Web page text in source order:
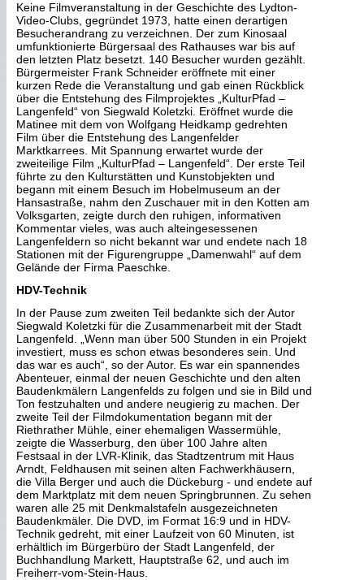
Keine Filmveranstaltung in der Geschichte des Lydton-
Video-Clubs, gegründet 1973, hatte einen derartigen
Besucherandrang zu verzeichnen. Der zum Kinosaal
umfunktionierte Bürgersaal des Rathauses war bis auf
den letzten Platz besetzt. 140 Besucher wurden gezählt.
Bürgermeister Frank Schneider eröffnete mit einer
kurzen Rede die Veranstaltung und gab einen Rückblick
über die Entstehung des Filmprojektes „KulturPfad –
Langenfeld“ von Siegwald Koletzki. Eröffnet wurde die
Matinee mit dem von Wolfgang Heidkamp gedrehten
Film über die Entstehung des Langenfelder
Marktkarrees. Mit Spannung erwartet wurde der
zweiteilige Film „KulturPfad – Langenfeld“. Der erste Teil
führte zu den Kulturstätten und Kunstobjekten und
begann mit einem Besuch im Hobelmuseum an der
Hansastraße, nahm den Zuschauer mit in den Kotten am
Volksgarten, zeigte durch den ruhigen, informativen
Kommentar vieles, was auch alteingesessenen
Langenfeldern so nicht bekannt war und endete nach 18
Stationen mit der Figurengruppe „Damenwahl“ auf dem
Gelände der Firma Paeschke.
HDV-Technik
In der Pause zum zweiten Teil bedankte sich der Autor
Siegwald Koletzki für die Zusammenarbeit mit der Stadt
Langenfeld. „Wenn man über 500 Stunden in ein Projekt
investiert, muss es schon etwas besonderes sein. Und
das war es auch“, so der Autor. Es war ein spannendes
Abenteuer, einmal der neuen Geschichte und den alten
Baudenkmälern Langenfelds zu folgen und sie in Bild und
Ton festzuhalten und andere neugierig zu machen. Der
zweite Teil der Filmdokumentation begann mit der
Riethrather Mühle, einer ehemaligen Wassermühle,
zeigte die Wasserburg, den über 100 Jahre alten
Festsaal in der LVR-Klinik, das Stadtzentrum mit Haus
Arndt, Feldhausen mit seinen alten Fachwerkhäusern,
die Villa Berger und auch die Dückeburg - und endete auf
dem Marktplatz mit dem neuen Springbrunnen. Zu sehen
waren alle 25 mit Denkmalstafeln ausgezeichneten
Baudenkmäler. Die DVD, im Format 16:9 und in HDV-
Technik gedreht, mit einer Laufzeit von 60 Minuten, ist
erhältlich im Bürgerbüro der Stadt Langenfeld, der
Buchhandlung Markett, Hauptstraße 62, und auch im
Freiherr-vom-Stein-Haus.